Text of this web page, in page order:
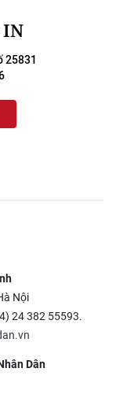
IN
25831
Nội
24 382 55593.
Dân